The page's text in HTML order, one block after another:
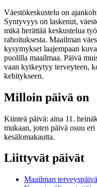
Väestökeskustelu on
Syntyvyys on laskenut,
mikä herättää keskustelua
rahoituksesta. Maailman
kysymykset laajempaan
puolilla maailmaa. Päivä
vaan kytkeytyy terveyteen,
kehitykseen.
Milloin päivä on
Kiinteä päivä: aina 11.
mukaan, joten päivä osuu
kesälomakautta.
Liittyvät päivät
Maailman terveyspäivä